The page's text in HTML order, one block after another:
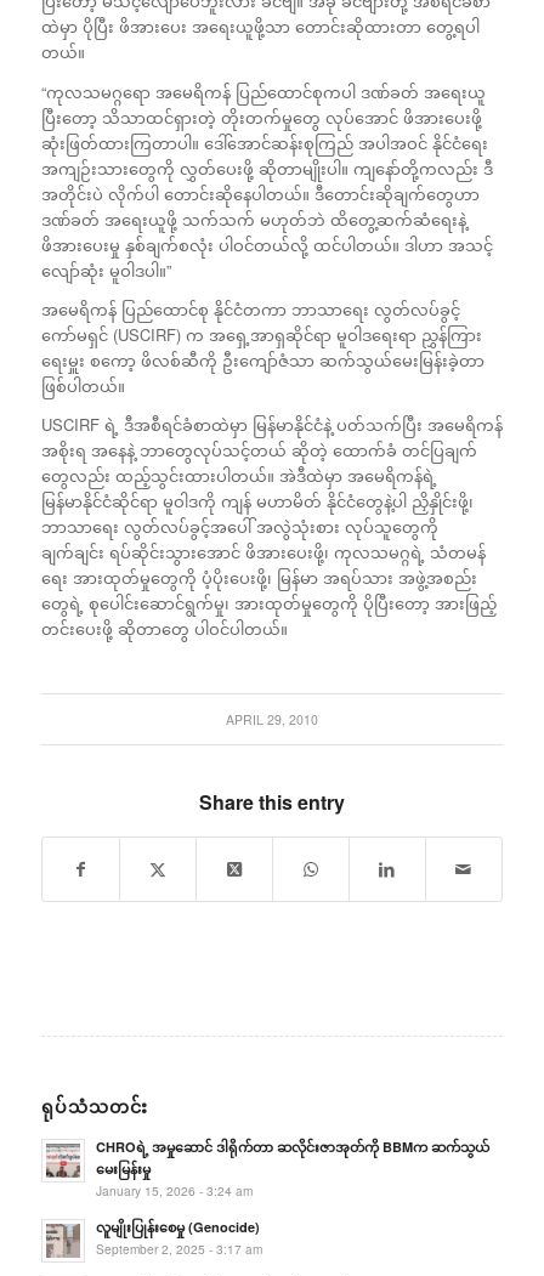
ထဲမှာ ပိုပြီး ဖိအားပေး အရေးယူဖို့သာ တောင်းဆိုထားတာ တွေ့ရပါ
တယ်။
“ကုလသမဂ္ဂရော အမေရိကန် ပြည်ထောင်စုကပါ ဒဏ်ခတ် အရေးယူ
ပြီးတော့ သိသာထင်ရှားတဲ့ တိုးတက်မှုတွေ လုပ်အောင် ဖိအားပေးဖို့
ဆုံးဖြတ်ထားကြတာပါ။ ဒေါ်အောင်ဆန်းစုကြည် အပါအဝင် နိုင်ငံရေး
အကျဉ်းသားတွေကို လွှတ်ပေးဖို့ ဆိုတာမျိုးပါ။ ကျနော်တို့ကလည်း ဒီ
အတိုင်းပဲ လိုက်ပါ တောင်းဆိုနေပါတယ်။ ဒီတောင်းဆိုချက်တွေဟာ
ဒဏ်ခတ် အရေးယူဖို့ သက်သက် မဟုတ်ဘဲ ထိတွေ့ဆက်ဆံရေးနဲ့
ဖိအားပေးမှု နှစ်ချက်စလုံး ပါဝင်တယ်လို့ ထင်ပါတယ်။ ဒါဟာ အသင့်
လျော်ဆုံး မူဝါဒပါ။”
အမေရိကန် ပြည်ထောင်စု နိုင်ငံတကာ ဘာသာရေး လွတ်လပ်ခွင့်
ကော်မရှင် (USCIRF) က အရှေ့အာရှဆိုင်ရာ မူဝါဒရေးရာ ညွှန်ကြား
ရေးမှူး စကော့ ဖိလစ်ဆီကို ဦးကျော်ဇံသာ ဆက်သွယ်မေးမြန်းခဲ့တာ
ဖြစ်ပါတယ်။
USCIRF ရဲ့ ဒီအစီရင်ခံစာထဲမှာ မြန်မာနိုင်ငံနဲ့ ပတ်သက်ပြီး အမေရိကန်
အစိုးရ အနေနဲ့ ဘာတွေလုပ်သင့်တယ် ဆိုတဲ့ ထောက်ခံ တင်ပြချက်
တွေလည်း ထည့်သွင်းထားပါတယ်။ အဲဒီထဲမှာ အမေရိကန်ရဲ့
မြန်မာနိုင်ငံဆိုင်ရာ မူဝါဒကို ကျန် မဟာမိတ် နိုင်ငံတွေနဲ့ပါ ညှိနှိုင်းဖို့၊
ဘာသာရေး လွတ်လပ်ခွင့်အပေါ် အလွဲသုံးစား လုပ်သူတွေကို
ချက်ချင်း ရပ်ဆိုင်းသွားအောင် ဖိအားပေးဖို့၊ ကုလသမဂ္ဂရဲ့ သံတမန်
ရေး အားထုတ်မှုတွေကို ပံ့ပိုးပေးဖို့၊ မြန်မာ အရပ်သား အဖွဲ့အစည်း
တွေရဲ့ စုပေါင်းဆောင်ရွက်မှု၊ အားထုတ်မှုတွေကို ပိုပြီးတော့ အားဖြည့်
တင်းပေးဖို့ ဆိုတာတွေ ပါဝင်ပါတယ်။
APRIL 29, 2010
Share this entry
ရုပ်သံသတင်း
CHROရဲ့ အမှုဆောင် ဒါရိုက်တာ ဆလိုင်းဇာအုတ်ကို BBMက ဆက်သွယ်
မေးမြန်းမှု
January 15, 2026 - 3:24 am
လူမျိုးပြုန်းစေမှု (Genocide)
September 2, 2025 - 3:17 am